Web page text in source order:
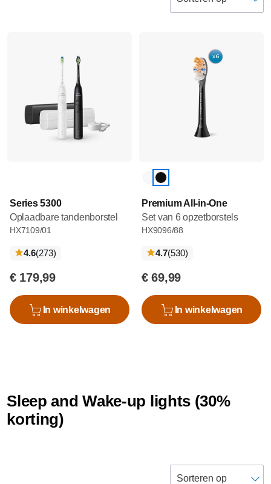
Series 5300
Oplaadbare tandenborstel
HX7109/01
4.6(273recensies
)
€ 179,99
In winkelwagen
Premium All-in-One
Set van 6 opzetborstels
HX9096/88
4.7(530recensies
)
€ 69,99
In winkelwagen
Sleep and Wake-up lights (30%
korting)